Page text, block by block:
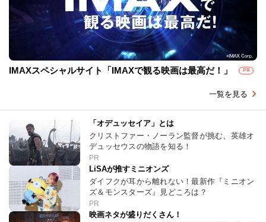
IMAXスペシャルサイト「IMAXで観る映画は最高だ！」 PR
一覧を見る
「オデュッセイア」とは
クリストファー・ノーラン監督が挑む、英雄オ
デュッセウスの物語を知る！
PR
LiSAが推すミニオンズ
ダイフクが耳から離れない！最新作『ミニオン
ズ＆モンスターズ』見どころは？
PR
映画ネタが盛りだくさん！